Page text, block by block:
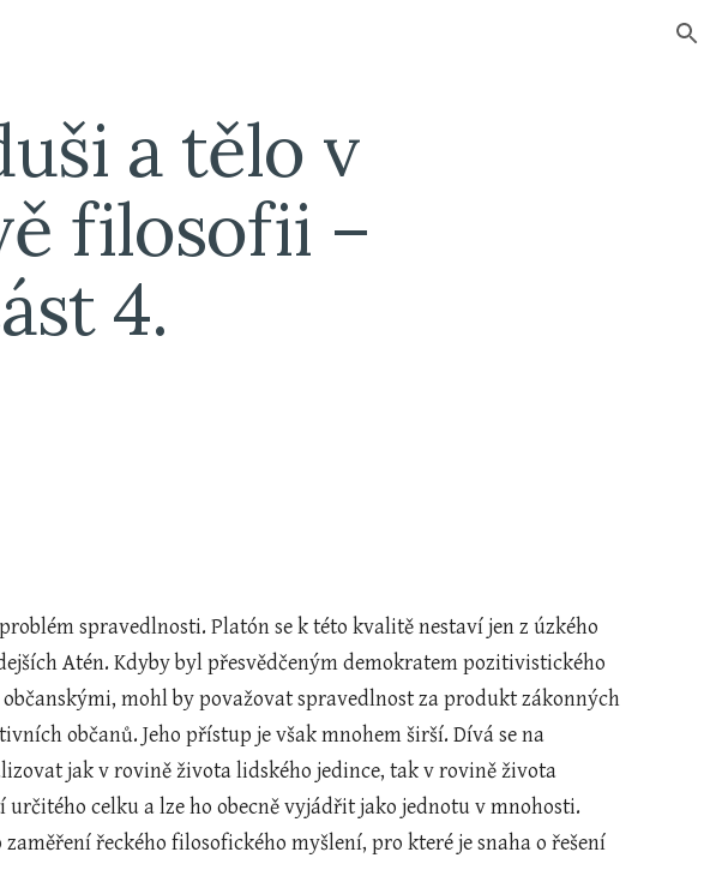
a tělo v
filosofii –
4.
spravedlnosti. Platón se k této kvalitě nestaví jen z úzkého
Atén. Kdyby byl přesvědčeným demokratem pozitivistického
mohl by považovat spravedlnost za produkt zákonných
občanů. Jeho přístup je však mnohem širší. Dívá se na
jak v rovině života lidského jedince, tak v rovině života
celku a lze ho obecně vyjádřit jako jednotu v mnohosti.
řeckého filosofického myšlení, pro které je snaha o řešení